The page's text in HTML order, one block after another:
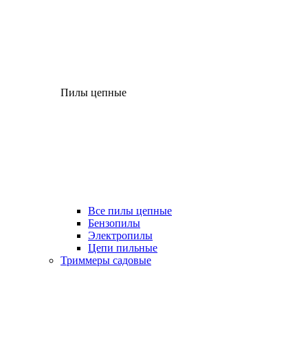
Пилы цепные
Все пилы цепные
Бензопилы
Электропилы
Цепи пильные
Триммеры садовые